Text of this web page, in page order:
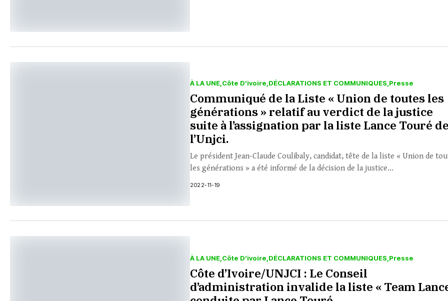
À LA UNE Côte D’ivoire DÉCLARATIONS ET COMMUNIQUES Presse
Communiqué de la Liste « Union de toutes les
générations » relatif au verdict de la justice
suite à l’assignation par la liste Lance Touré de
l’Unjci.
Le président Jean-Claude Coulibaly, candidat, tête de la liste « Union de
les générations » a été informé de la décision de la justice...
2022-11-19
À LA UNE Côte D’ivoire DÉCLARATIONS ET COMMUNIQUES Presse
Côte d’Ivoire/UNJCI : Le Conseil
d’administration invalide la liste « Team